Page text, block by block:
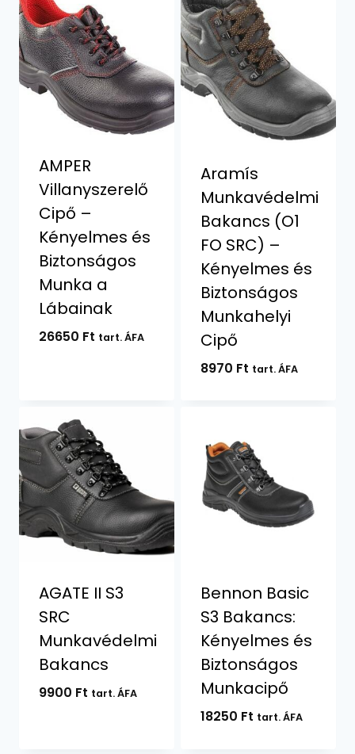
AMPER
Villanyszerelő
Cipő –
Kényelmes és
Biztonságos
Munka a
Lábainak
26650 Ft tart. ÁFA
Aramís
Munkavédelmi
Bakancs (O1
FO SRC) –
Kényelmes és
Biztonságos
Munkahelyi
Cipő
8970 Ft tart. ÁFA
AGATE II S3
SRC
Munkavédelmi
Bakancs
9900 Ft tart. ÁFA
Bennon Basic
S3 Bakancs:
Kényelmes és
Biztonságos
Munkacipő
18250 Ft tart. ÁFA